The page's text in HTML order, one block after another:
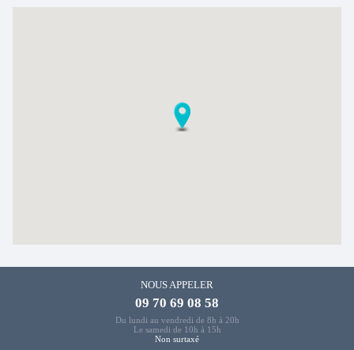
NOUS APPELER
09 70 69 08 58
Du lundi au vendredi de 8h à 20h
Le samedi de 10h à 15h
Non surtaxé